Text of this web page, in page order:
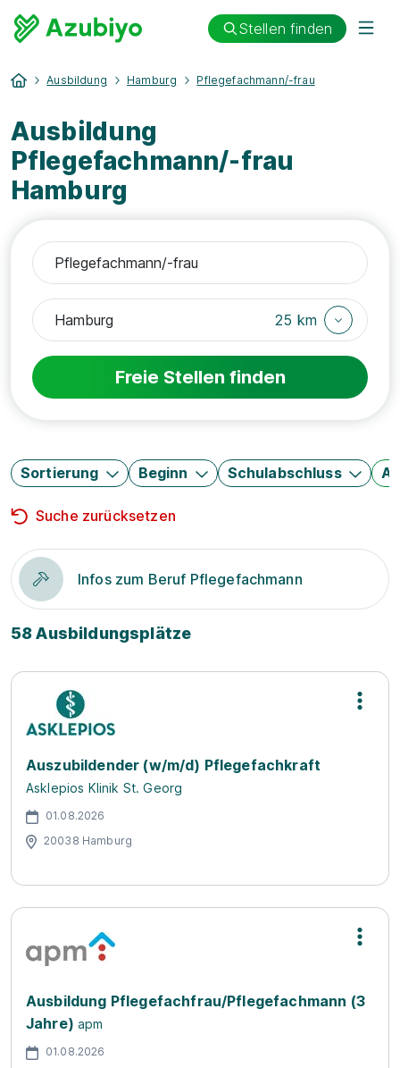
Stellen finden
Ausbildung Hamburg Pflegefachmann/-frau
Ausbildung
Pflegefachmann/-frau
Hamburg
25 km
Freie Stellen finden
Sortierung Beginn Schulabschluss
Suche zurücksetzen
Infos zum Beruf Pflegefachmann
58 Ausbildungsplätze
Auszubildender (w/m/d) Pflegefachkraft
Asklepios Klinik St. Georg
01.08.2026
20038 Hamburg
Ausbildung Pflegefachfrau/Pflegefachmann (3
Jahre) apm
01.08.2026